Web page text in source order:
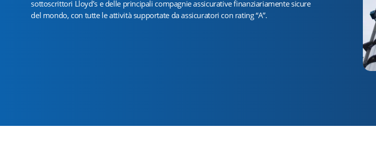
sottoscrittori Lloyd’s e delle principali compagnie assicurative finanziariamente sicure
del mondo, con tutte le attività supportate da assicuratori con rating “A”.